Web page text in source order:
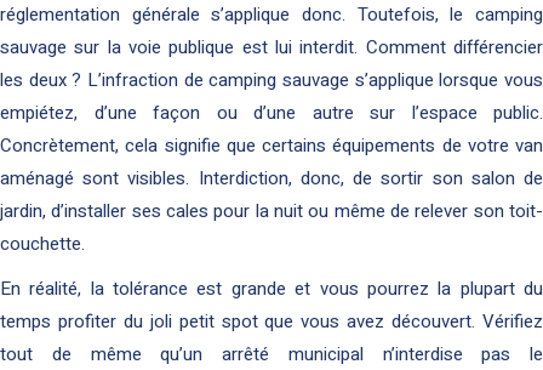
réglementation générale s’applique donc. Toutefois, le camping
sauvage sur la voie publique est lui interdit. Comment différencier
les deux ? L’infraction de camping sauvage s’applique lorsque vous
empiétez, d’une façon ou d’une autre sur l’espace public.
Concrètement, cela signifie que certains équipements de votre van
aménagé sont visibles. Interdiction, donc, de sortir son salon de
jardin, d’installer ses cales pour la nuit ou même de relever son toit-
couchette.
En réalité, la tolérance est grande et vous pourrez la plupart du
temps profiter du joli petit spot que vous avez découvert. Vérifiez
tout de même qu’un arrêté municipal n’interdise pas le